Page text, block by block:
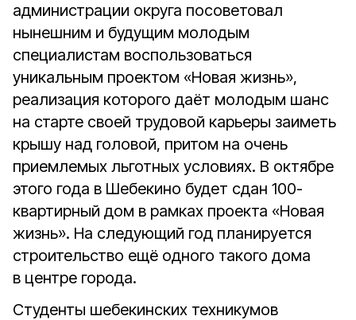
администрации округа посоветовал
нынешним и будущим молодым
специалистам воспользоваться
уникальным проектом «Новая жизнь»,
реализация которого даёт молодым шанс
на старте своей трудовой карьеры заиметь
крышу над головой, притом на очень
приемлемых льготных условиях. В октябре
этого года в Шебекино будет сдан 100-
квартирный дом в рамках проекта «Новая
жизнь». На следующий год планируется
строительство ещё одного такого дома
в центре города.
Студенты шебекинских техникумов